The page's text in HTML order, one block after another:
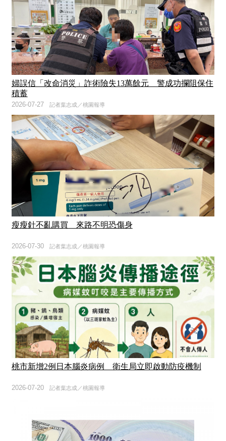
婦誤信「改命消災」詐術險失13萬餘元 警成功攔阻保住
積蓄
記者葉志成／桃園報導
2026-07-27
瘦瘦針不亂購買 來路不明恐傷身
記者葉志成／桃園報導
2026-07-30
桃市新增2例日本腦炎病例 衛生局立即啟動防疫機制
記者葉志成／桃園報導
2026-07-20